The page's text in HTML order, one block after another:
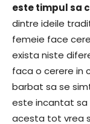
este timpul sa
dintre ideile
femeie face
exista niste
faca o cerere in
barbat sa se
este incantat sa
acesta tot vrea